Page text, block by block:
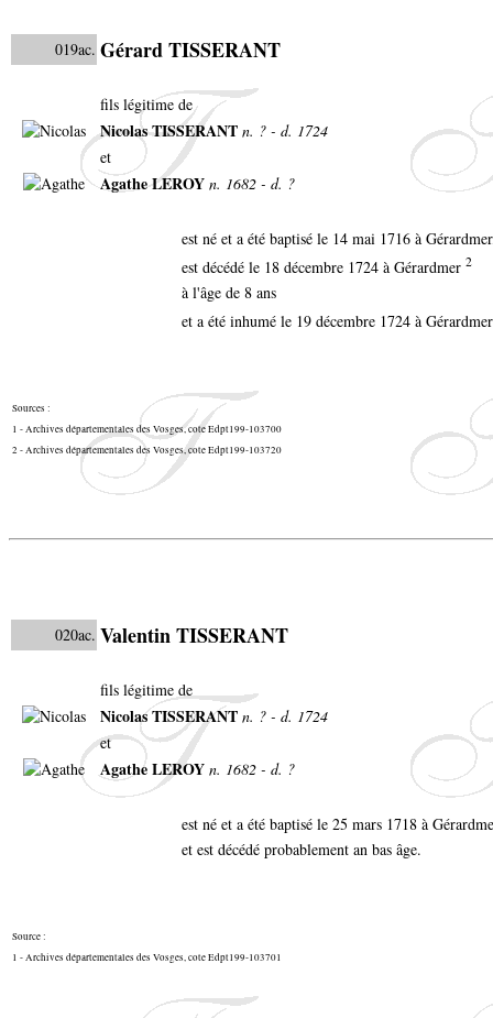
019ac. Gérard TISSERANT
fils légitime de
Nicolas TISSERANT n. ? - d. 1724
et
Agathe LEROY n. 1682 - d. ?
est né et a été baptisé le 14 mai 1716 à
est décédé le 18 décembre 1724 à Gérardmer 2
à l'âge de 8 ans
et a été inhumé le 19 décembre 1724 à
Sources :
1 - Archives départementales des Vosges, cote Edpt199-103700
2 -Archives départementales des Vosges, cote Edpt199-103720
020ac. Valentin TISSERANT
fils légitime de
Nicolas TISSERANT n. ? - d. 1724
et
Agathe LEROY n. 1682 - d. ?
est né et a été baptisé le 25 mars 1718 à
et est décédé probablement an bas âge.
Source :
1 - Archives départementales des Vosges, cote Edpt199-103701